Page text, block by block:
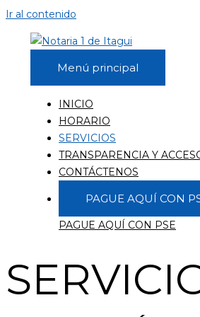
Ir al contenido
Menú principal
INICIO
HORARIO
SERVICIOS
TRANSPARENCIA Y
CONTÁCTENOS
PAGUE AQUÍ CON
PAGUE AQUÍ CON PSE